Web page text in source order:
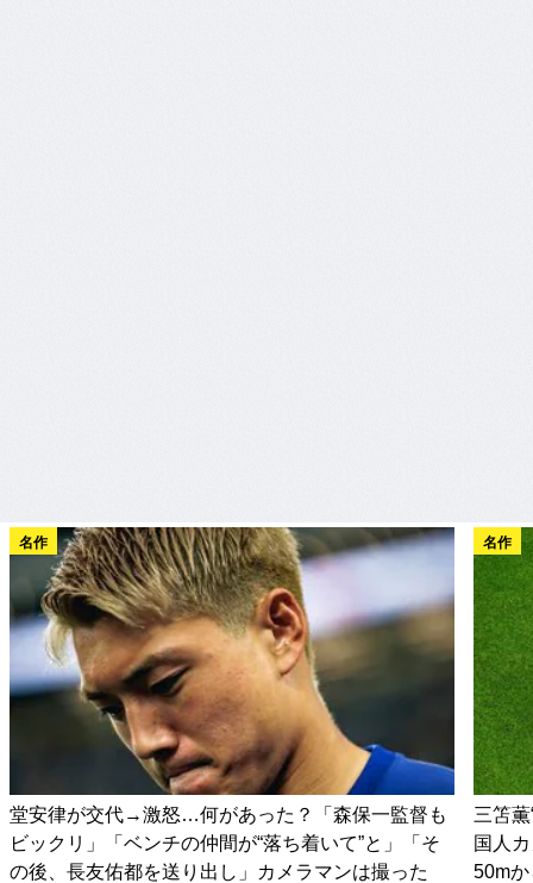
名作
堂安律が交代→激怒…何があった？「森保一監督も
ビックリ」「ベンチの仲間が“落ち着いて”と」「そ
の後、長友佑都を送り出し」カメラマンは撮った
名作
三笘
国人
50m